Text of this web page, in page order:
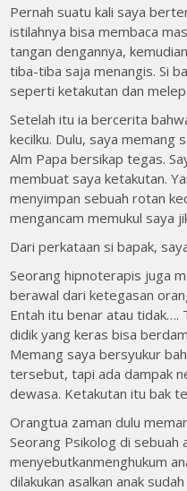
Pernah suatu kali saya
istilahnya bisa membaca
tangan dengannya,
tiba-tiba saja menangis. Si
seperti ketakutan dan
Setelah itu ia bercerita
kecilku. Dulu, saya memang
Alm Papa bersikap tegas.
membuat saya ketakutan.
menyimpan sebuah rotan
mengancam memukul saya
Dari perkataan si bapak,
Seorang hipnoterapis juga
berawal dari ketegasan
Entah itu benar atau tidak….
didik yang keras bisa
Memang saya bersyukur
tersebut, tapi ada dampak
dewasa. Ketakutan itu bak
Orangtua zaman dulu
Seorang Psikolog di sebuah
menyebutkanmenghukum
dilakukan asalkan anak